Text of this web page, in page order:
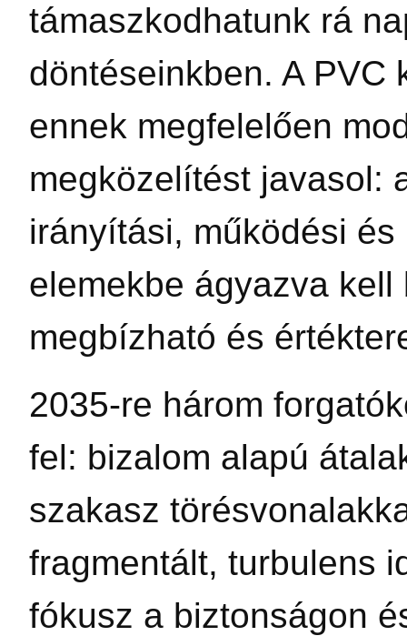
támaszkodhatunk rá
döntéseinkben. A PVC
ennek megfelelően
megközelítést javasol:
irányítási, működési és
elemekbe ágyazva
megbízható és
2035-re három
fel: bizalom alapú
szakasz
fragmentált, turbulens
fókusz a biztonságon